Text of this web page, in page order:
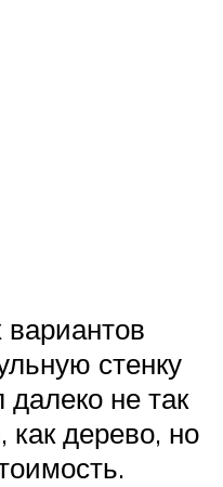
стенку
не так
как дерево, но